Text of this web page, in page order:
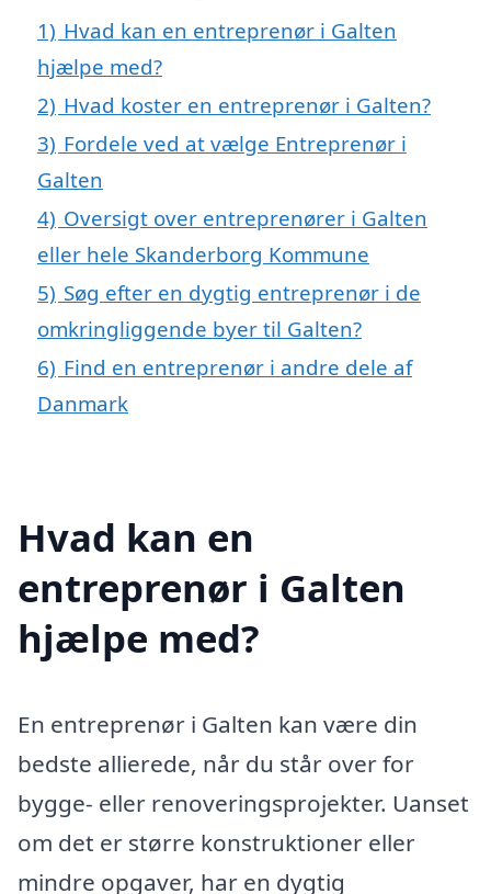
1) Hvad kan en entreprenør i Galten
hjælpe med?
2) Hvad koster en entreprenør i Galten?
3) Fordele ved at vælge Entreprenør i
Galten
4) Oversigt over entreprenører i Galten
eller hele Skanderborg Kommune
5) Søg efter en dygtig entreprenør i de
omkringliggende byer til Galten?
6) Find en entreprenør i andre dele af
Danmark
Hvad kan en
entreprenør i Galten
hjælpe med?
En entreprenør i Galten kan være din
bedste allierede, når du står over for
bygge- eller renoveringsprojekter. Uanset
om det er større konstruktioner eller
mindre opgaver, har en dygtig